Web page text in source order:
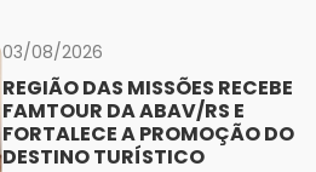
03/08/2026
REGIÃO DAS MISSÕES RECEBE
FAMTOUR DA ABAV/RS E
FORTALECE A PROMOÇÃO DO
DESTINO TURÍSTICO